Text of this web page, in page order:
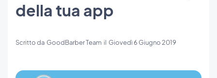
della tua app
Scritto da GoodBarber Team il Giovedì 6 Giugno 2019